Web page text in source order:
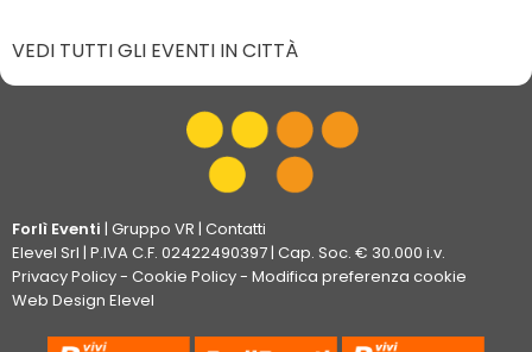
VEDI TUTTI GLI EVENTI IN CITTÀ
Forlì Eventi | Gruppo VR | Contatti
Elevel Srl | P.IVA C.F. 02422490397 | Cap. Soc. € 30.000 i.v.
Privacy Policy- Cookie Policy- Modifica preferenza cookie
Web Design Elevel